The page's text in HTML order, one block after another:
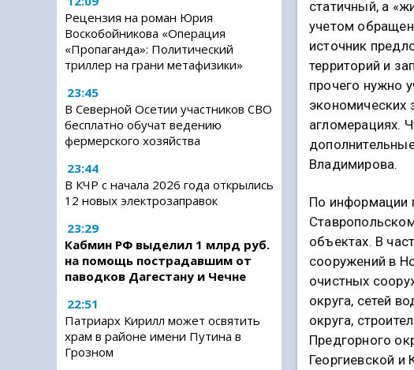
Рецензия на роман Юрия
Воскобойникова «Операция
«Пропаганда»: Политический
триллер на грани метафизики»
23:45
В Северной Осетии участников СВО
бесплатно обучат ведению
фермерского хозяйства
23:44
В КЧР с начала 2026 года открылись
12 новых электрозаправок
23:29
Кабмин РФ выделил 1 млрд руб.
на помощь пострадавшим от
паводков Дагестану и Чечне
22:51
Патриарх Кирилл может освятить
храм в районе имени Путина в
Грозном
статичный, а
учетом
источник
территорий и
прочего нужно
экономических
агломерациях.
Владимирова.
По информации
объектах. В
сооружений в
очистных
округа, сетей
округа,
Предгорного
Георгиевской